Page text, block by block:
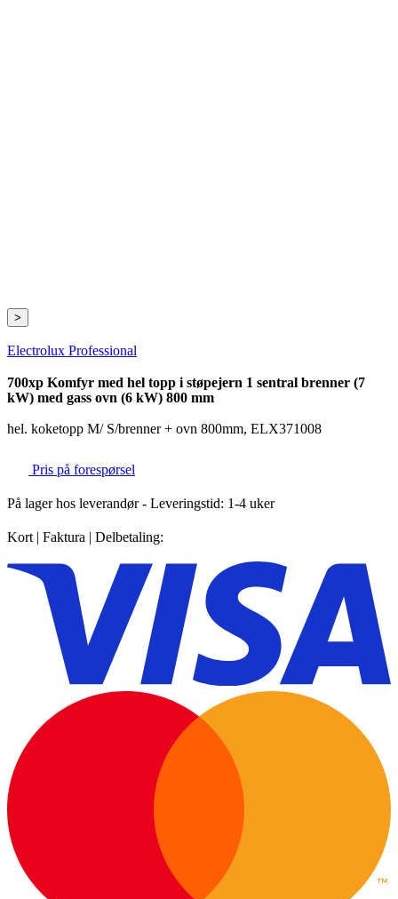
>
Electrolux Professional
700xp Komfyr med hel topp i støpejern 1 sentral brenner (7
kW) med gass ovn (6 kW) 800 mm
hel. koketopp M/ S/brenner + ovn 800mm, ELX371008
Pris på forespørsel
På lager hos leverandør- Leveringstid: 1-4 uker
Kort | Faktura | Delbetaling: